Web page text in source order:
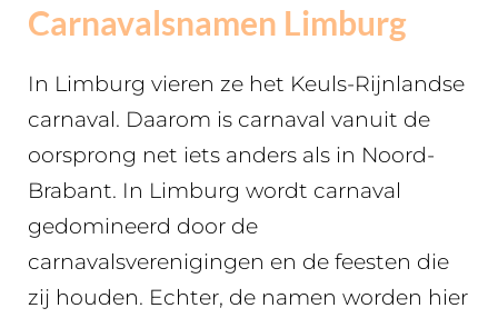
Carnavalsnamen Limburg
In Limburg vieren ze het Keuls-Rijnlandse
carnaval. Daarom is carnaval vanuit de
oorsprong net iets anders als in Noord-
Brabant. In Limburg wordt carnaval
gedomineerd door de
carnavalsverenigingen en de feesten die
zij houden. Echter, de namen worden hier